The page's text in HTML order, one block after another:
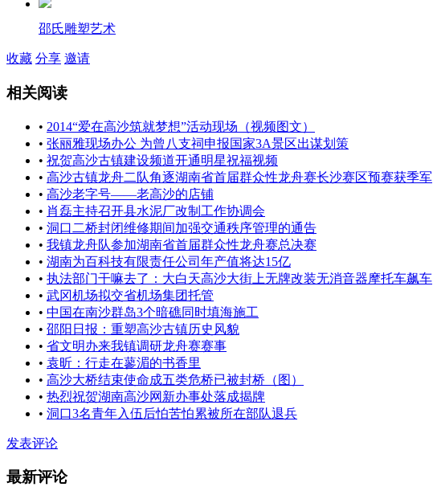
邵氏雕塑艺术
收藏 分享 邀请
相关阅读
• 2014“爱在高沙筑就梦想”活动现场（视频图文）
• 张丽雅现场办公 为曾八支祠申报国家3A景区出谋划策
• 祝贺高沙古镇建设频道开通明星祝福视频
• 高沙古镇龙舟二队角逐湖南省首届群众性龙舟赛长沙赛区预赛获季军
• 高沙老字号——老高沙的店铺
• 肖磊主持召开县水泥厂改制工作协调会
• 洞口二桥封闭维修期间加强交通秩序管理的通告
• 我镇龙舟队参加湖南省首届群众性龙舟赛总决赛
• 湖南为百科技有限责任公司年产值将达15亿
• 执法部门干嘛去了：大白天高沙大街上无牌改装无消音器摩托车飙车
• 武冈机场拟交省机场集团托管
• 中国在南沙群岛3个暗礁同时填海施工
• 邵阳日报：重塑高沙古镇历史风貌
• 省文明办来我镇调研龙舟赛赛事
• 袁昕：行走在蓼湄的书香里
• 高沙大桥结束使命成五类危桥已被封桥（图）
• 热烈祝贺湖南高沙网新办事处落成揭牌
• 洞口3名青年入伍后怕苦怕累被所在部队退兵
发表评论
最新评论